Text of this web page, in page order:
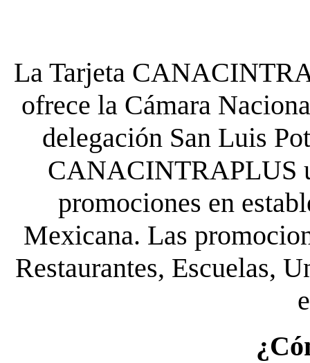
La Tarjeta
ofrece la Cámara
delegación San Luis
CANACINTRAPLUS
promociones en
Mexicana. Las
Restaurantes, Escuelas,